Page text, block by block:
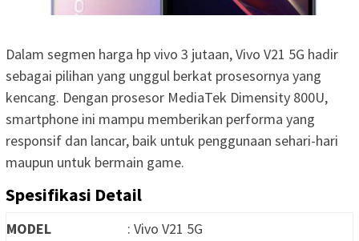
Dalam segmen harga hp vivo 3 jutaan, Vivo V21 5G hadir
sebagai pilihan yang unggul berkat prosesornya yang
kencang. Dengan prosesor MediaTek Dimensity 800U,
smartphone ini mampu memberikan performa yang
responsif dan lancar, baik untuk penggunaan sehari-hari
maupun untuk bermain game.
Spesifikasi Detail
MODEL
: Vivo V21 5G